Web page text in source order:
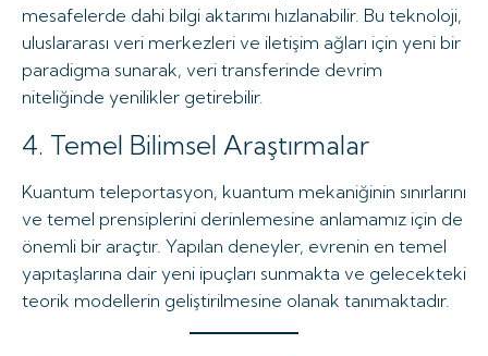
mesafelerde dahi bilgi aktarımı hızlanabilir. Bu teknoloji,
uluslararası veri merkezleri ve iletişim ağları için yeni bir
paradigma sunarak, veri transferinde devrim
niteliğinde yenilikler getirebilir.
4. Temel Bilimsel Araştırmalar
Kuantum teleportasyon, kuantum mekaniğinin sınırlarını
ve temel prensiplerini derinlemesine anlamamız için de
önemli bir araçtır. Yapılan deneyler, evrenin en temel
yapıtaşlarına dair yeni ipuçları sunmakta ve gelecekteki
teorik modellerin geliştirilmesine olanak tanımaktadır.